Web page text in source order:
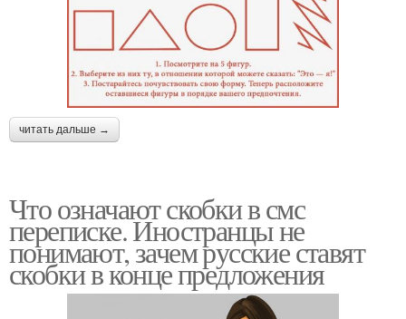
читать дальше →
Что означают скобки в смс
переписке. Иностранцы не
понимают, зачем русские ставят
скобки в конце предложения